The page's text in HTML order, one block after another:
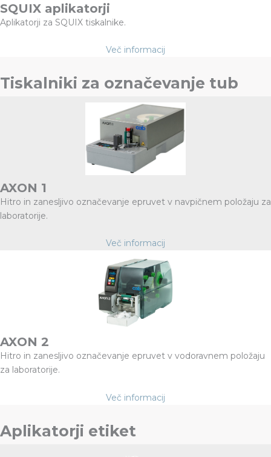
SQUIX aplikatorji
Aplikatorji za SQUIX tiskalnike.
Več informacij
Tiskalniki za označevanje tub
AXON 1
Hitro in zanesljivo označevanje epruvet v navpičnem položaju za
laboratorije.
Več informacij
AXON 2
Hitro in zanesljivo označevanje epruvet v vodoravnem položaju
za laboratorije.
Več informacij
Aplikatorji etiket